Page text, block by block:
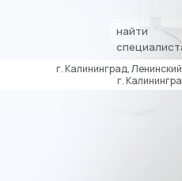
найти
г. Калининград,
г.